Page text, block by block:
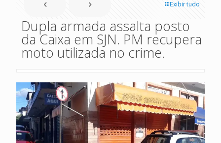
Exibir tudo
Dupla armada assalta posto
da Caixa em SJN. PM recupera
moto utilizada no crime.